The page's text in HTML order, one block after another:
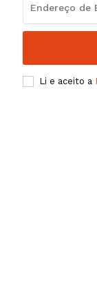
Li e aceito a